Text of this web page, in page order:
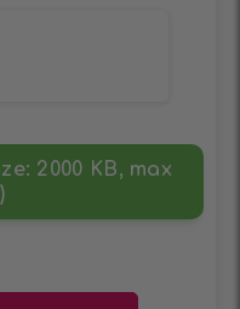
2000 KB, max